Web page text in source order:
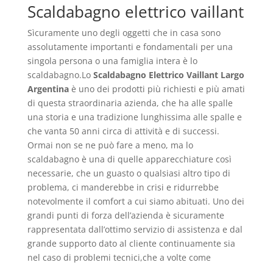
Scaldabagno elettrico vaillant
Sìcuramente uno degli oggetti che in casa sono
assolutamente importanti e fondamentali per una
singola persona o una famiglia intera è lo
scaldabagno.Lo Scaldabagno Elettrico Vaillant Largo
Argentinaè uno dei prodotti più richiesti e più amati
di questa straordinaria azienda, che ha alle spalle
una storia e una tradizione lunghissima alle spalle e
che vanta 50 anni circa di attività e di successi.
Ormai non se ne può fare a meno, ma lo
scaldabagno è una di quelle apparecchiature così
necessarie, che un guasto o qualsiasi altro tipo di
problema, ci manderebbe in crisi e ridurrebbe
notevolmente il comfort a cui siamo abituati. Uno dei
grandi punti di forza dell’azienda è sicuramente
rappresentata dall’ottimo servizio di assistenza e dal
grande supporto dato al cliente continuamente sia
nel caso di problemi tecnici,che a volte come